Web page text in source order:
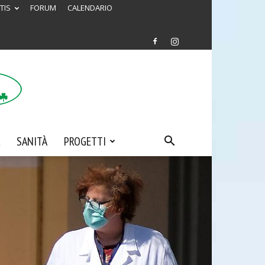
FORUM CALENDARIO
SANITÀ PROGETTI